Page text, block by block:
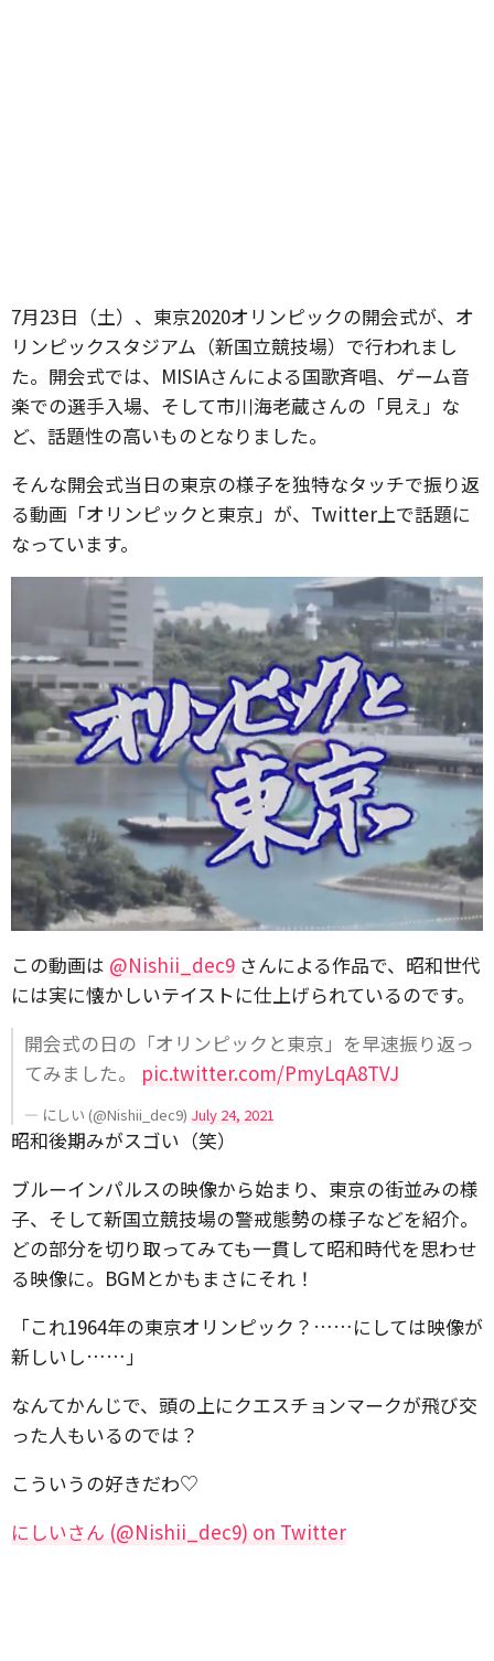
7月23日（土）、東京2020オリンピックの開会式が、オ
リンピックスタジアム（新国立競技場）で行われまし
た。開会式では、MISIAさんによる国歌斉唱、ゲーム音
楽での選手入場、そして市川海老蔵さんの「見え」な
ど、話題性の高いものとなりました。
そんな開会式当日の東京の様子を独特なタッチで振り返
る動画「オリンピックと東京」が、Twitter上で話題に
なっています。
この動画は @Nishii_dec9 さんによる作品で、昭和世代
には実に懐かしいテイストに仕上げられているのです。
開会式の日の「オリンピックと東京」を早速振り返っ
てみました。 pic.twitter.com/PmyLqA8TVJ
— にしい (@Nishii_dec9) July 24, 2021
昭和後期みがスゴい（笑）
ブルーインパルスの映像から始まり、東京の街並みの様
子、そして新国立競技場の警戒態勢の様子などを紹介。
どの部分を切り取ってみても一貫して昭和時代を思わせ
る映像に。BGMとかもまさにそれ！
「これ1964年の東京オリンピック？……にしては映像が
新しいし……」
なんてかんじで、頭の上にクエスチョンマークが飛び交
った人もいるのでは？
こういうの好きだわ♡
にしいさん (@Nishii_dec9) on Twitter